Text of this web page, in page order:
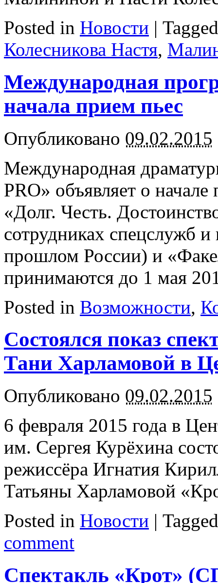
Posted in Новости |
Колесникова Настя,
Международная
начала прием пьес
Опубликовано 09.02.2015
Международная
PRO» объявляет о
«Долг. Честь.
сотрудниках спецслужб
прошлом России) и
принимаются до 1 мая
Posted in Возможности,
Состоялся показ
Тани Харламовой в
Опубликовано 09.02.2015
6 февраля 2015 года в
им. Сергея Курёхина
режиссёра Игнатия
Татьяны Харламовой
Posted in Новости |
comment
Спектакль «Крот»